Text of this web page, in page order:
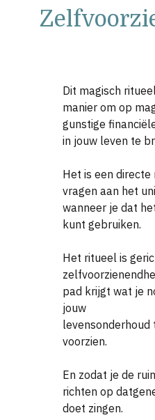
Dit magisch
manier om op
gunstige
in jouw leven te
Het is een
vragen aan het
wanneer je dat
kunt gebruiken.
Het ritueel is
pad krijgt wat je
jouw
levensonderhoud
voorzien.
En zodat je de
richten op
doet zingen.